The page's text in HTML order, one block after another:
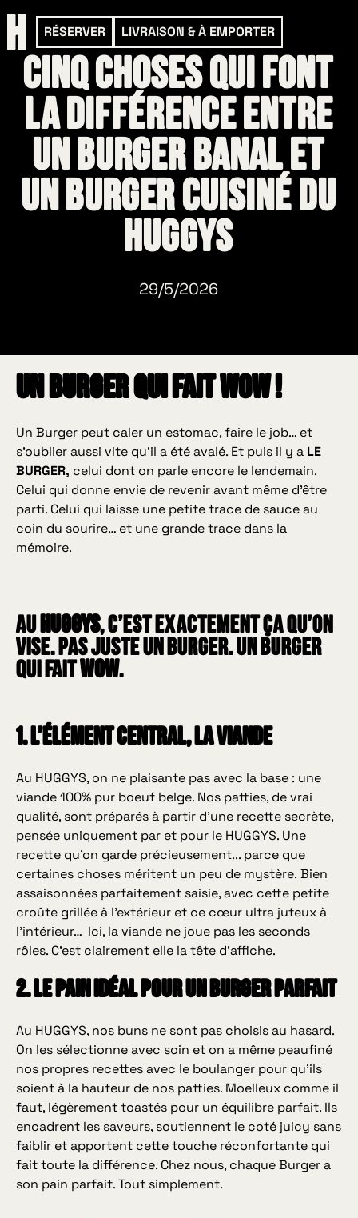
RÉSERVER LIVRAISON & À EMPORTER
Cinq choses qui font
la différence entre
un Burger banal et
un Burger cuisiné du
HUGGYS
29/5/2026
Un Burger qui fait WOW !
Un Burger peut caler un estomac, faire le job… et
s’oublier aussi vite qu’il a été avalé. Et puis il y a LE
BURGER, celui dont on parle encore le lendemain.
Celui qui donne envie de revenir avant même d’être
parti. Celui qui laisse une petite trace de sauce au
coin du sourire… et une grande trace dans la
mémoire.
AuHUGGYS, c’est exactement ça qu’on
vise. Pas juste un Burger. Un Burger
qui faitwow.
1. L’élément central, la Viande
Au HUGGYS, on ne plaisante pas avec la base : une
viande 100% pur boeuf belge. Nos patties, de vrai
qualité, sont préparés à partir d'une recette secrète,
pensée uniquement par et pour le HUGGYS. Une
recette qu'on garde précieusement... parce que
certaines choses méritent un peu de mystère. Bien
assaisonnées parfaitement saisie, avec cette petite
croûte grillée à l’extérieur et ce cœur ultra juteux à
l’intérieur… Ici, la viande ne joue pas les seconds
rôles. C’est clairement elle la tête d’affiche.
2. Le Pain Idéal pour un Burger Parfait
Au HUGGYS, nos buns ne sont pas choisis au hasard.
On les sélectionne avec soin et on a même peaufiné
nos propres recettes avec le boulanger pour qu’ils
soient à la hauteur de nos patties. Moelleux comme il
faut, légèrement toastés pour un équilibre parfait. Ils
encadrent les saveurs, soutiennent le coté juicy sans
faiblir et apportent cette touche réconfortante qui
fait toute la différence. Chez nous, chaque Burger a
son pain parfait. Tout simplement.